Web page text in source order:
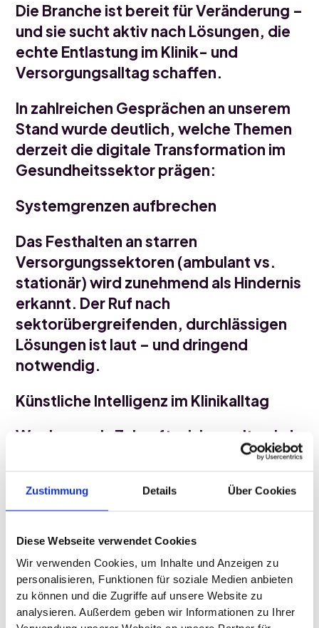
Zustimmung Details Über Cookies
Diese Webseite verwendet Cookies
Wir verwenden Cookies, um Inhalte und Anzeigen zu
personalisieren, Funktionen für soziale Medien anbieten
zu können und die Zugriffe auf unsere Website zu
analysieren. Außerdem geben wir Informationen zu Ihrer
Die Branche ist bereit für Veränderung –
und sie sucht aktiv nach Lösungen, die
echte Entlastung im Klinik- und
Versorgungsalltag schaffen.
In zahlreichen Gesprächen an unserem
Stand wurde deutlich, welche Themen
derzeit die digitale Transformation im
Gesundheitssektor prägen:
Systemgrenzen aufbrechen
Das Festhalten an starren
Versorgungssektoren (ambulant vs.
stationär) wird zunehmend als Hindernis
erkannt. Der Ruf nach
sektorübergreifenden, durchlässigen
Lösungen ist laut – und dringend
notwendig.
Künstliche Intelligenz im Klinikalltag
Was lange als Zukunftsvision galt, wird
zunehmend Realität: KI findet ihren Weg
sondern als echte Entlastung für
in der Dokumentation.
Cloud & LLMs – Skalierbarkeit statt
Insellösungen